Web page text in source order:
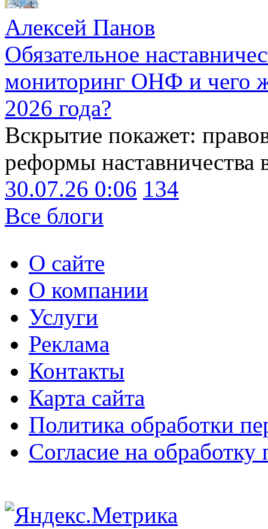
Алексей Панов
Обязательное
мониторинг ОНФ и чего
2026 года?
Вскрытие покажет:
реформы наставничества
30.07.26 0:06 134
Все блоги
О сайте
О компании
Услуги
Реклама
Контакты
Карта сайта
Политика обработки
Согласие на